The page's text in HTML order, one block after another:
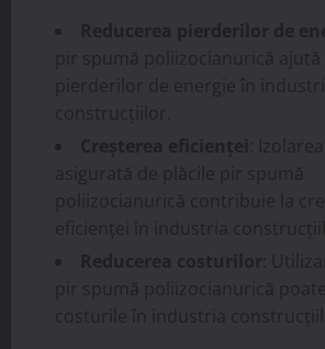
Reducerea pierderilor de
pir spumă poliizocianurică ajută
pierderilor de energie în
construcțiilor.
Creșterea eficienței :
asigurată de plăcile pir spumă
poliizocianurică contribuie la
eficienței în industria
Reducerea costurilor :
pir spumă poliizocianurică
costurile în industria